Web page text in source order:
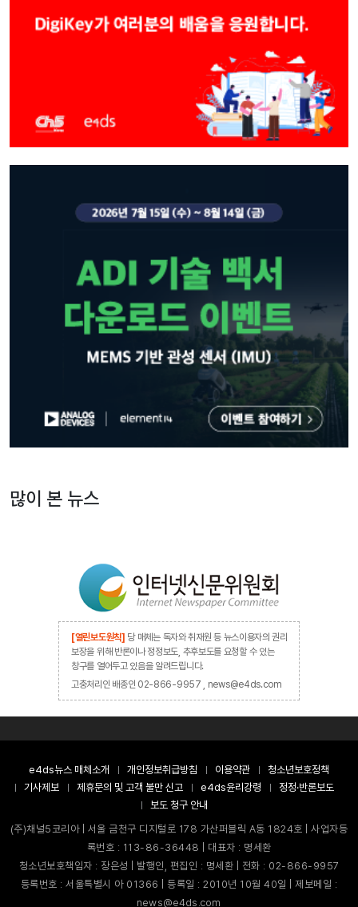
많이 본 뉴스
[열린보도원칙] 당 매체는 독자와 취재원 등 뉴스이용자의 권리
보장을 위해 반론이나 정정보도, 추후보도를 요청할 수 있는
창구를 열어두고 있음을 알려드립니다.
고충처리인 배종인 02-866-9957 , news@e4ds.com
e4ds뉴스 매체소개 개인정보취급방침 이용약관
청소년보호정책
기사제보
제휴문의 및 고객 불만 신고 e4ds윤리강령
정정·반론보도
보도 청구 안내
(주)채널5코리아 | 서울 금천구 디지털로 178 가산퍼블릭 A동 1824호 | 사업자등
록번호 : 113-86-36448 | 대표자 : 명세환
청소년보호책임자 : 장은성 | 발행인, 편집인 : 명세환 | 전화 : 02-866-9957
등록번호 : 서울특별시 아 01366 | 등록일 : 2010년 10월 40일 | 제보메일 :
news@e4ds.com